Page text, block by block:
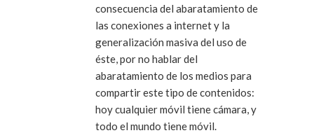
consecuencia del abaratamiento de
las conexiones a internet y la
generalización masiva del uso de
éste, por no hablar del
abaratamiento de los medios para
compartir este tipo de contenidos:
hoy cualquier móvil tiene cámara, y
todo el mundo tiene móvil.